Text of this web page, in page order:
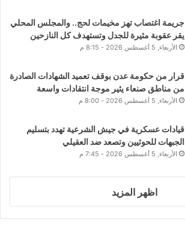
جريمة اغتصاب تهز مخيمات لحج.. والمجلس المحلي
يقر عقوبة مثيرة للجدل وتستهدف كل النازحين
الأربعاء, 5 أغسطس 2026 - 8:15 م
قرار من حكومة عدن بوقف تعميد الشهادات الصادرة
من مناطق صنعاء يثير موجة انتقادات واسعة
الأربعاء, 5 أغسطس 2026 - 8:00 م
قيادات عسكرية في جيش الشرعية تهدد بتسليم
الجبهات للحوثيين وتصعد ضد العقيلي
الأربعاء, 5 أغسطس 2026 - 7:45 م
اظهر المزيد